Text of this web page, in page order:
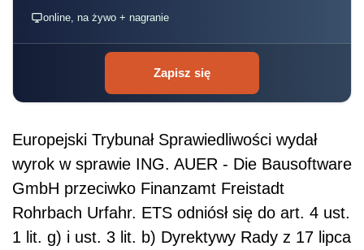
online, na żywo + nagranie
Zapisz się
Europejski Trybunał Sprawiedliwości wydał
wyrok w sprawie ING. AUER - Die Bausoftware
GmbH przeciwko Finanzamt Freistadt
Rohrbach Urfahr. ETS odniósł się do art. 4 ust.
1 lit. g) i ust. 3 lit. b) Dyrektywy Rady z 17 lipca